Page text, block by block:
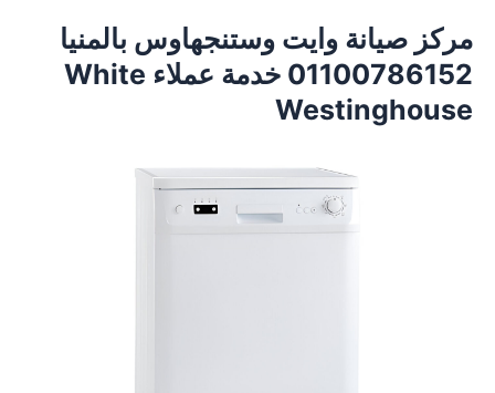
مركز صيانة وايت وستنجهاوس بالمنيا
01100786152 خدمة عملاء White
Westinghouse